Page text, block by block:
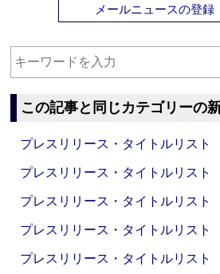
メールニュースの登録
この記事と同じカテゴリーの
プレスリリース・タイトルリス
プレスリリース・タイトルリス
プレスリリース・タイトルリス
プレスリリース・タイトルリス
プレスリリース・タイトルリス